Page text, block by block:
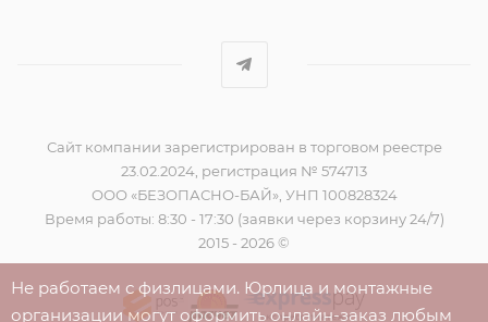
Сайт компании зарегистрирован в торговом реестре
23.02.2024, регистрация № 574713
ООО «БЕЗОПАСНО-БАЙ», УНП 100828324
Время работы: 8:30 - 17:30 (заявки через корзину 24/7)
2015 - 2026 ©
Не работаем с физлицами. Юрлица и монтажные
организации могут оформить онлайн-заказ любым